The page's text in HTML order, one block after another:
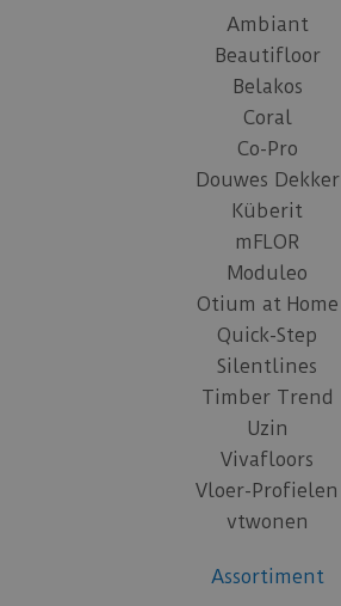
Ambiant
Beautifloor
Belakos
Coral
Co-Pro
Douwes Dekker
Küberit
mFLOR
Moduleo
Otium at Home
Quick-Step
Silentlines
Timber Trend
Uzin
Vivafloors
Vloer-Profielen
vtwonen
Assortiment